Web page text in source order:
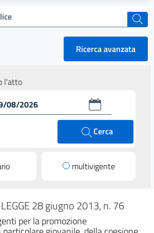
cerca
Ricerca avanzata
l'atto
Cerca
multivigente
28 giugno 2013, n. 76
per la promozione